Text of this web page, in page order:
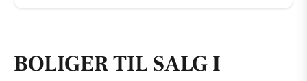
BOLIGER TIL SALG I